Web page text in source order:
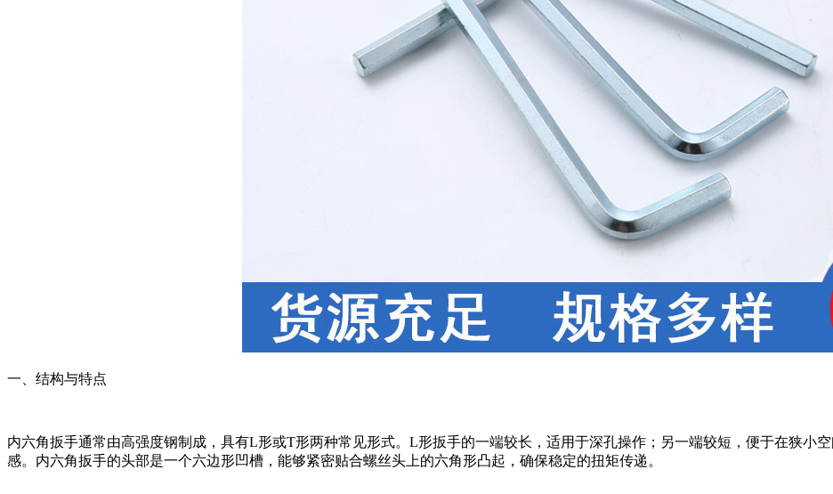
一、结构与特点
内六角扳手通常由高强度钢制成，具有L形或T形两种常见形式。L形扳手的一端较长，适用于深孔操作；另一端较短，便于在狭小
感。内六角扳手的头部是一个六边形凹槽，能够紧密贴合螺丝头上的六角形凸起，确保稳定的扭矩传递。